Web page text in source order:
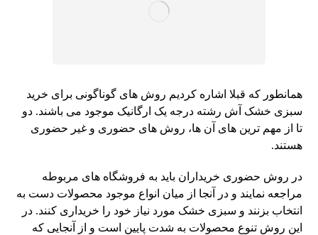
همانطور که قبلا اشاره کردیم روش های گوناگونی برای خرید
سبزی خشک آش رشته درجه یک ارگانیک موجود می باشند. دو
تا از مهم ترین های آن ها، روش های حضوری و غیر حضوری
هستند.
در روش حضوری خریداران باید به فروشگاه‌ های مربوطه
مراجعه نمایند و در آنجا از میان انواع موجود محصولات دست به
انتخاب بزنند و سبزی خشک مورد نیاز خود را خریداری کنند. در
این روش تنوع محصولات به شدت پایین است و از آنجایی که